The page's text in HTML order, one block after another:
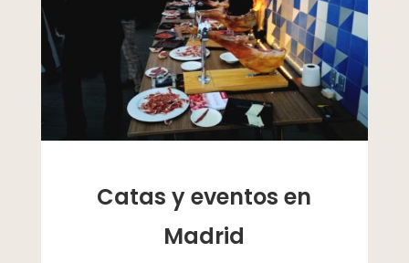
Catas y eventos en
Madrid